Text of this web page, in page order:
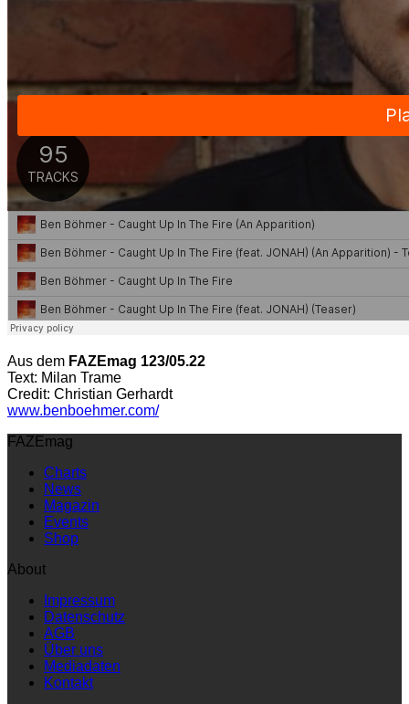
Aus dem FAZEmag 123/05.22
Text: Milan Trame
Credit: Christian Gerhardt
www.benboehmer.com/
FAZEmag
Charts
News
Magazin
Events
Shop
About
Impressum
Datenschutz
AGB
Über uns
Mediadaten
Kontakt